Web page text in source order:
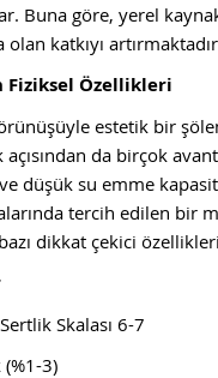
Buna göre, yerel
olan katkıyı
Fiziksel Özellikleri
estetik bir
açısından da birçok
düşük su emme
tercih edilen bir
dikkat çekici
Skalası 6-7
3)